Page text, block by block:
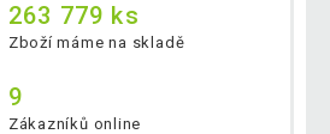
263 779 ks
Zboží máme na skladě
9
Zákazníků online